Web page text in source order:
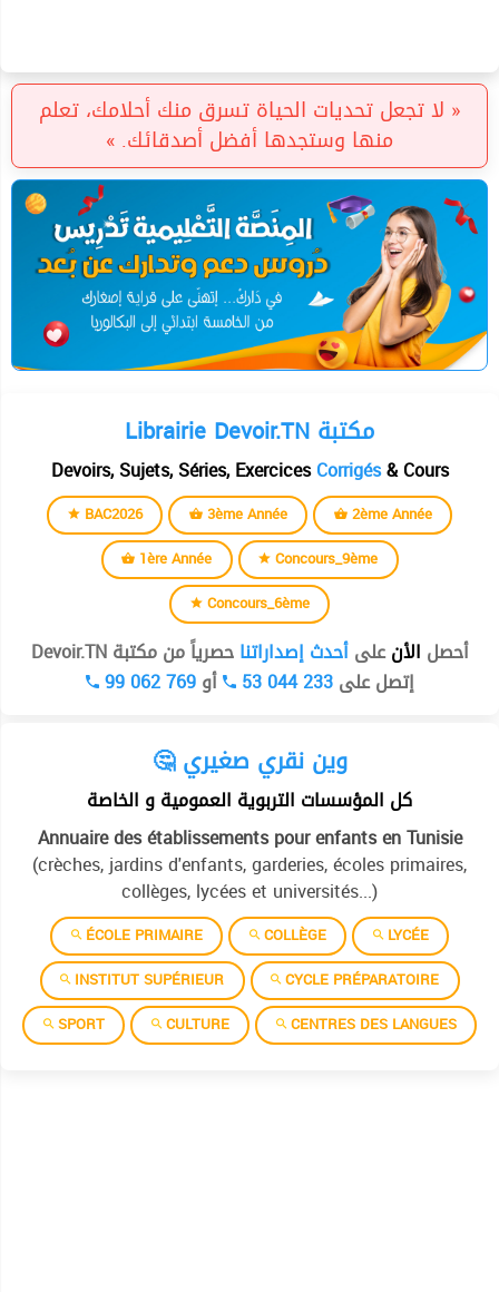
« لا تجعل تحديات الحياة تسرق منك أحلامك، تعلم
منها وستجدها أفضل أصدقائك. »
Librairie Devoir.TN مكتبة
Devoirs, Sujets, Séries, ExercicesCorrigés& Cours
BAC2026 3ème Année
2ème Année
1ère Année
Concours_9ème
Concours_6ème
أحصل الأنعلىأحدث إصداراتناحصرياً من مكتبة Devoir.TN
إتصل على53 044 233 أو99 062 769
🤔 وين نقري صغيري
كل المؤسسات التربوية العمومية و الخاصة
Annuaire des établissements pour enfants en Tunisie
(crèches, jardins d'enfants, garderies, écoles primaires,
collèges, lycées et universités...)
ÉCOLE PRIMAIRE COLLÈGE
LYCÉE
INSTITUT SUPÉRIEUR
CYCLE PRÉPARATOIRE
SPORT
CULTURE CENTRES DES LANGUES